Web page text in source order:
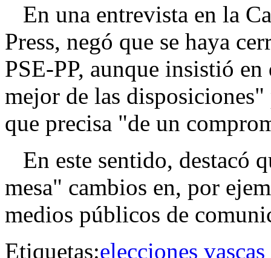
En una entrevista en la
Press, negó que se haya
PSE-PP, aunque insistió
mejor de las
que precisa "de un
En este sentido, destacó
mesa" cambios en, por
medios públicos de
Etiquetas:elecciones vascas